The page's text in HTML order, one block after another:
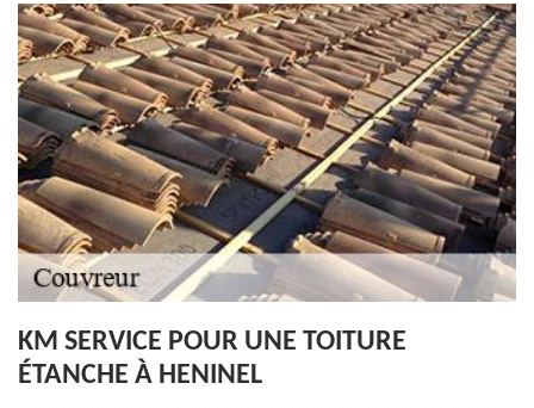
KM SERVICE POUR UNE TOITURE
ÉTANCHE À HENINEL